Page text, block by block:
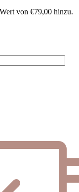
von €79,00 hinzu.